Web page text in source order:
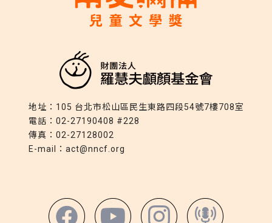
地址： 105 台北市松山區民生東路四段54號7樓708室
電話： 02-27190408 #228
傳真： 02-27128002
E-mail： act@nncf.org